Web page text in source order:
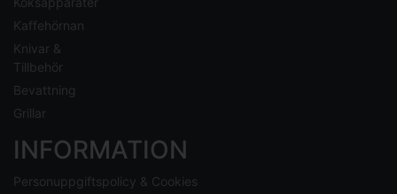
Kaffehörnan
Knivar &
Tillbehör
Bevattning
Grillar
INFORMATION
Personuppgiftspolicy & Cookies